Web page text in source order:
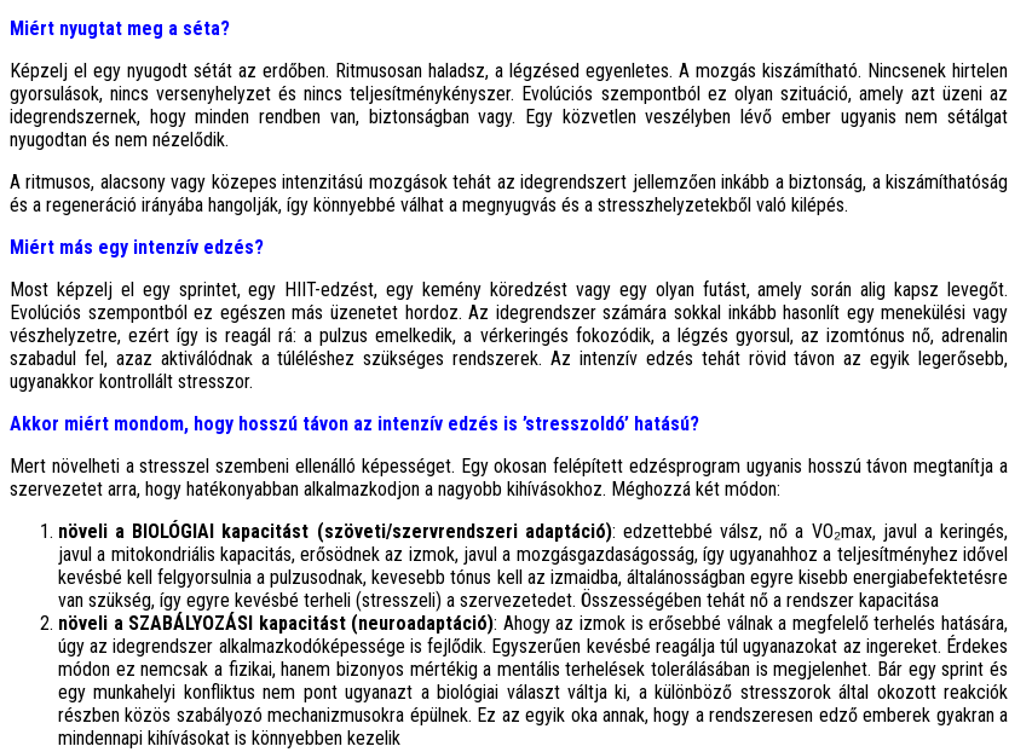
Miért nyugtat meg a séta?
Képzelj el egy nyugodt sétát az erdőben. Ritmusosan haladsz, a légzésed egyenletes. A mozgás kiszámítható. Nincsenek hirtelen
gyorsulások, nincs versenyhelyzet és nincs teljesítménykényszer. Evolúciós szempontból ez olyan szituáció, amely azt üzeni az
idegrendszernek, hogy minden rendben van, biztonságban vagy. Egy közvetlen veszélyben lévő ember ugyanis nem sétálgat
nyugodtan és nem nézelődik.
A ritmusos, alacsony vagy közepes intenzitású mozgások tehát az idegrendszert jellemzően inkább a biztonság, a kiszámíthatóság
és a regeneráció irányába hangolják, így könnyebbé válhat a megnyugvás és a stresszhelyzetekből való kilépés.
Miért más egy intenzív edzés?
Most képzelj el egy sprintet, egy HIIT-edzést, egy kemény köredzést vagy egy olyan futást, amely során alig kapsz levegőt.
Evolúciós szempontból ez egészen más üzenetet hordoz. Az idegrendszer számára sokkal inkább hasonlít egy menekülési vagy
vészhelyzetre, ezért így is reagál rá: a pulzus emelkedik, a vérkeringés fokozódik, a légzés gyorsul, az izomtónus nő, adrenalin
szabadul fel, azaz aktiválódnak a túléléshez szükséges rendszerek. Az intenzív edzés tehát rövid távon az egyik legerősebb,
ugyanakkor kontrollált stresszor.
Akkor miért mondom, hogy hosszú távon az intenzív edzés is ’stresszoldó’ hatású?
Mert növelheti a stresszel szembeni ellenálló képességet. Egy okosan felépített edzésprogram ugyanis hosszú távon megtanítja a
szervezetet arra, hogy hatékonyabban alkalmazkodjon a nagyobb kihívásokhoz. Méghozzá két módon:
növeli a BIOLÓGIAI kapacitást (szöveti/szervrendszeri adaptáció): edzettebbé válsz, nő a VO₂max, javul a keringés,
javul a mitokondriális kapacitás, erősödnek az izmok, javul a mozgásgazdaságosság, így ugyanahhoz a teljesítményhez idővel
kevésbé kell felgyorsulnia a pulzusodnak, kevesebb tónus kell az izmaidba, általánosságban egyre kisebb energiabefektetésre
van szükség, így egyre kevésbé terheli (stresszeli) a szervezetedet. Összességében tehát nő a rendszer kapacitása
növeli a SZABÁLYOZÁSI kapacitást (neuroadaptáció): Ahogy az izmok is erősebbé válnak a megfelelő terhelés hatására,
úgy az idegrendszer alkalmazkodóképessége is fejlődik. Egyszerűen kevésbé reagálja túl ugyanazokat az ingereket. Érdekes
módon ez nemcsak a fizikai, hanem bizonyos mértékig a mentális terhelések tolerálásában is megjelenhet. Bár egy sprint és
egy munkahelyi konfliktus nem pont ugyanazt a biológiai választ váltja ki, a különböző stresszorok által okozott reakciók
részben közös szabályozó mechanizmusokra épülnek. Ez az egyik oka annak, hogy a rendszeresen edző emberek gyakran a
mindennapi kihívásokat is könnyebben kezelik